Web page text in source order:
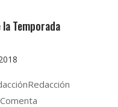
la Temporada